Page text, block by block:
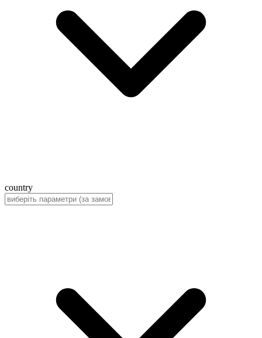
country